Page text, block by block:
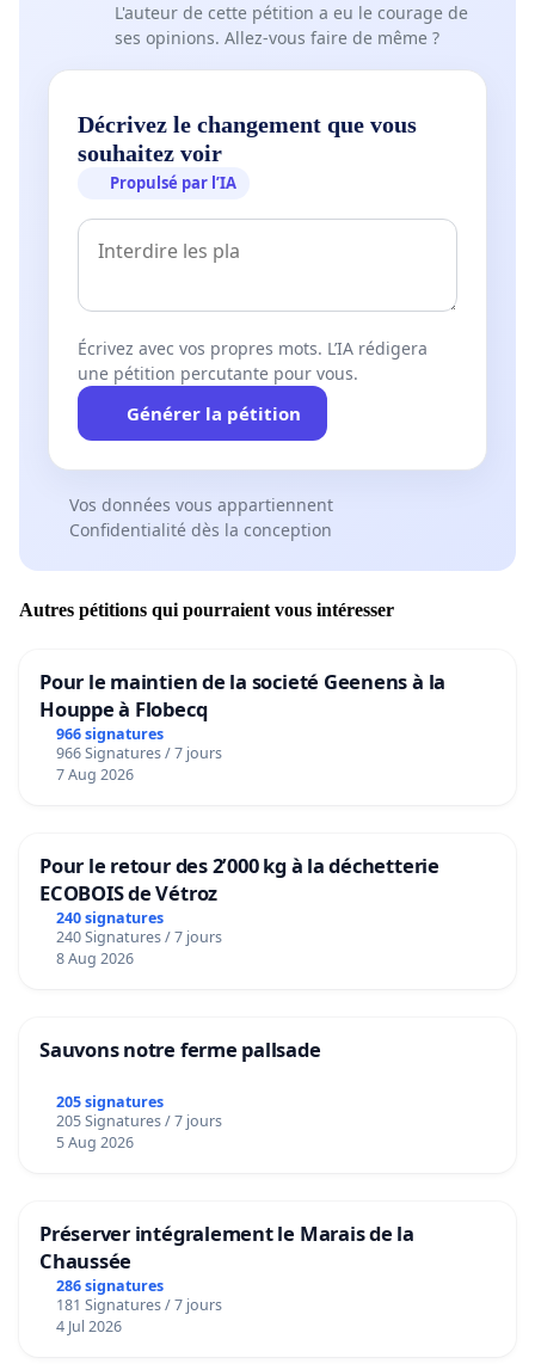
L'auteur de cette pétition a eu le courage de
ses opinions. Allez-vous faire de même ?
Décrivez le changement que vous
souhaitez voir
Propulsé par l’IA
Écrivez avec vos propres mots. L’IA rédigera
une pétition percutante pour vous.
Générer la pétition
Vos données vous appartiennent
Confidentialité dès la conception
Autres pétitions qui pourraient vous intéresser
Pour le maintien de la societé Geenens à la
Houppe à Flobecq
966 signatures
966 Signatures / 7 jours
7 Aug 2026
Pour le retour des 2’000 kg à la déchetterie
ECOBOIS de Vétroz
240 signatures
240 Signatures / 7 jours
8 Aug 2026
Sauvons notre ferme pallsade
205 signatures
205 Signatures / 7 jours
5 Aug 2026
Préserver intégralement le Marais de la
Chaussée
286 signatures
181 Signatures / 7 jours
4 Jul 2026